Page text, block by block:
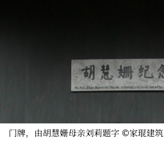
门牌，由胡慧姗母亲刘莉题字 ©家琨建筑